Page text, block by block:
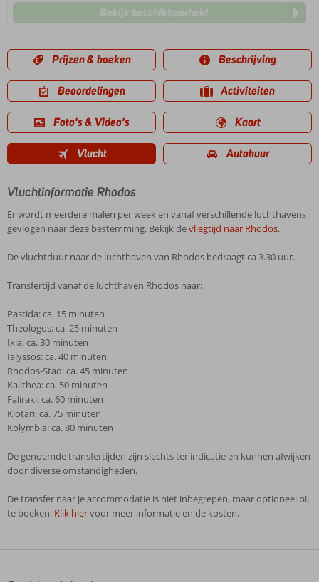
Bekijk beschikbaarheid
Prijzen & boeken Beschrijving
Beoordelingen Activiteiten
Foto's & Video's Kaart
Vlucht Autohuur
Vluchtinformatie Rhodos
Er wordt meerdere malen per week en vanaf verschillende luchthavens
gevlogen naar deze bestemming. Bekijk devliegtijd naar Rhodos.
De vluchtduur naar de luchthaven van Rhodos bedraagt ca 3.30 uur.
Transfertijd vanaf de luchthaven Rhodos naar:
Pastida: ca. 15 minuten
Theologos: ca. 25 minuten
Ixia: ca. 30 minuten
Ialyssos: ca. 40 minuten
Rhodos-Stad: ca. 45 minuten
Kalithea: ca. 50 minuten
Faliraki: ca. 60 minuten
Kiotari: ca. 75 minuten
Kolymbia: ca. 80 minuten
De genoemde transfertijden zijn slechts ter indicatie en kunnen afwijken
door diverse omstandigheden.
De transfer naar je accommodatie is niet inbegrepen, maar optioneel bij
te boeken. Klik hiervoor meer informatie en de kosten.